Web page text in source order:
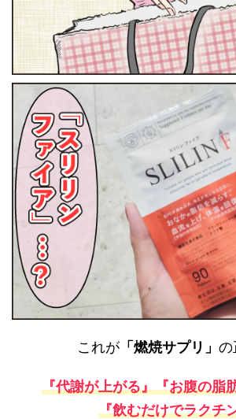
これが 「燃焼サプリ」 の
『代謝が上がる』『お腹の脂
『飲むだけでラクチ